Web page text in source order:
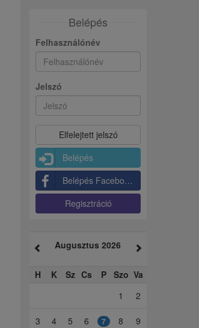
Belépés
Felhasználónév
Jelszó
Belépés
Belépés Facebookkal
Regisztráció
Augusztus 2026
H K Sz Cs P Szo Va
1
2
3 4 5 6 7 8 9